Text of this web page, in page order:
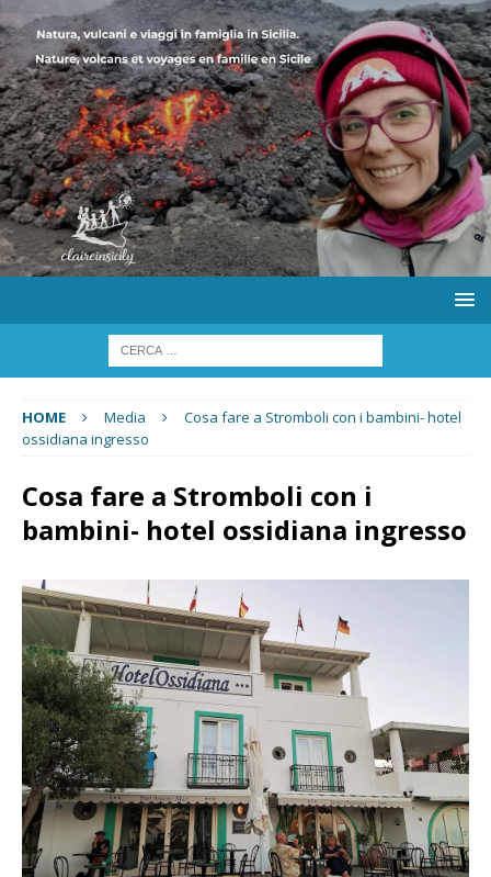
HOME Media
Cosa fare a Stromboli con i bambini- hotel
ossidiana ingresso
Cosa fare a Stromboli con i
bambini- hotel ossidiana ingresso